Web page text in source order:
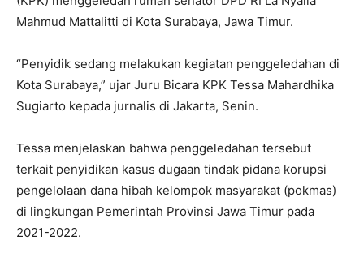
Mahmud Mattalitti di Kota Surabaya, Jawa Timur.
“Penyidik sedang melakukan kegiatan penggeledahan di
Kota Surabaya,” ujar Juru Bicara KPK Tessa Mahardhika
Sugiarto kepada jurnalis di Jakarta, Senin.
Tessa menjelaskan bahwa penggeledahan tersebut
terkait penyidikan kasus dugaan tindak pidana korupsi
pengelolaan dana hibah kelompok masyarakat (pokmas)
di lingkungan Pemerintah Provinsi Jawa Timur pada
2021-2022.